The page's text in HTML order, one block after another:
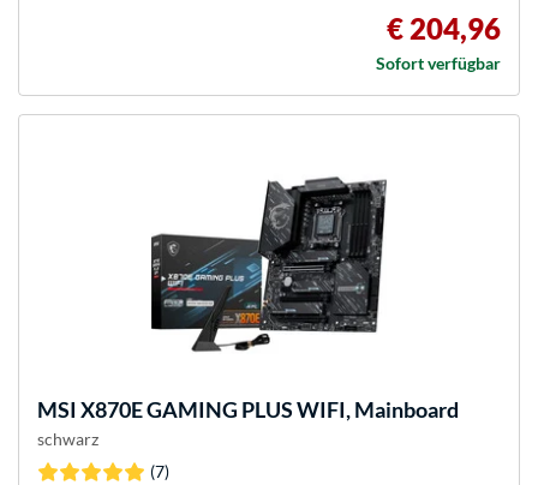
€ 204,96
Sofort verfügbar
MSI X870E GAMING PLUS WIFI, Mainboard
schwarz
(7)